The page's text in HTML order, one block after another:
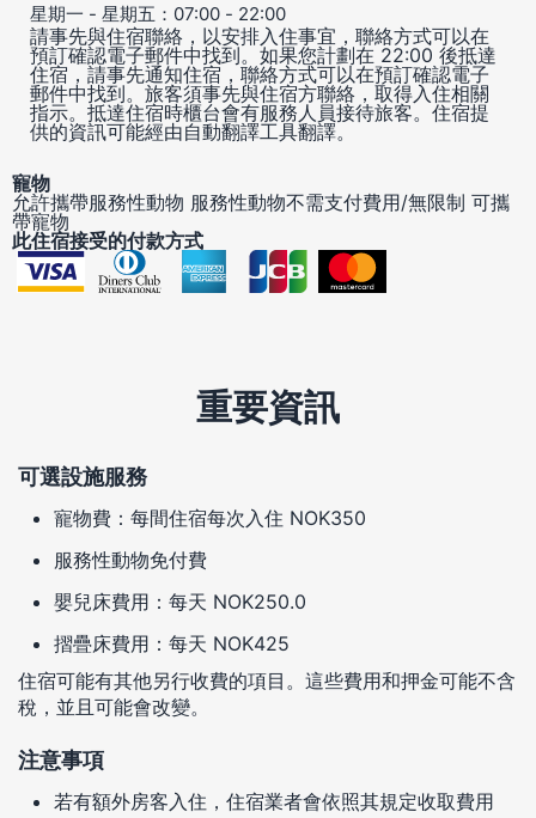
星期一 - 星期五：07:00 - 22:00
請事先與住宿聯絡，以安排入住事宜，聯絡方式可以在
預訂確認電子郵件中找到。如果您計劃在 22:00 後抵達
住宿，請事先通知住宿，聯絡方式可以在預訂確認電子
郵件中找到。旅客須事先與住宿方聯絡，取得入住相關
指示。抵達住宿時櫃台會有服務人員接待旅客。住宿提
供的資訊可能經由自動翻譯工具翻譯。
寵物
允許攜帶服務性動物 服務性動物不需支付費用/無限制 可攜
帶寵物
此住宿接受的付款方式
重要資訊
可選設施服務
寵物費：每間住宿每次入住 NOK350
服務性動物免付費
嬰兒床費用：每天 NOK250.0
摺疊床費用：每天 NOK425
住宿可能有其他另行收費的項目。這些費用和押金可能不含
稅，並且可能會改變。
注意事項
若有額外房客入住，住宿業者會依照其規定收取費用